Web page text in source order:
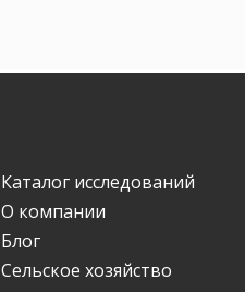
Каталог исследований
О компании
Блог
Сельское хозяйство